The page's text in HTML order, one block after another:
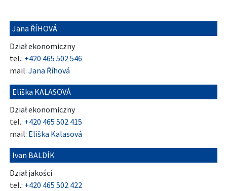
Jana ŘÍHOVÁ
Dział ekonomiczny
tel.: +420 465 502 546
mail: Jana Říhová
Eliška KALASOVÁ
Dział ekonomiczny
tel.: +420 465 502 415
mail: Eliška Kalasová
Ivan BALDÍK
Dział jakości
tel.: +420 465 502 422